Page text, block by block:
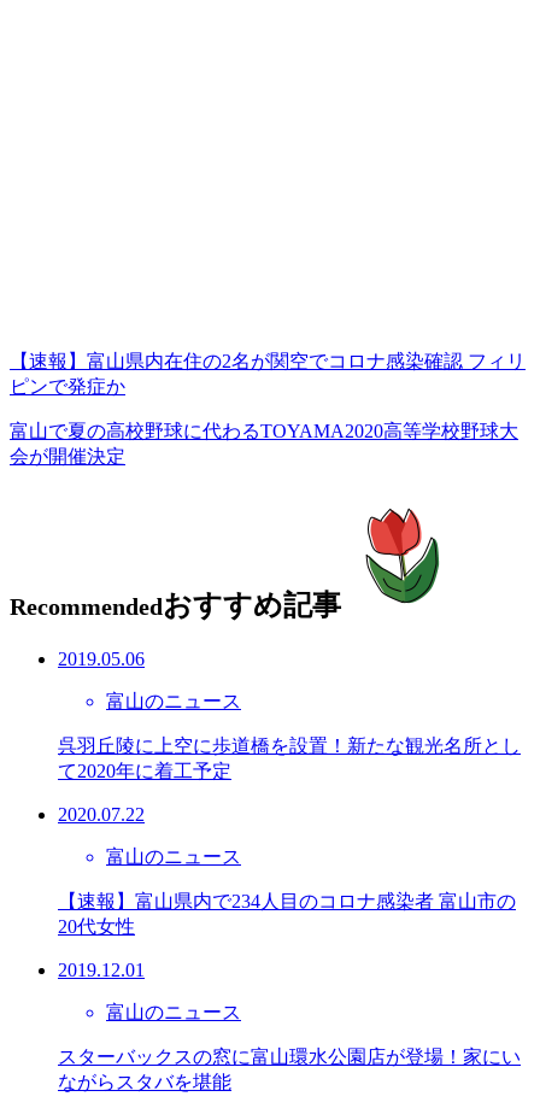
【速報】富山県内在住の2名が関空でコロナ感染確認 フィリ
ピンで発症か
富山で夏の高校野球に代わるTOYAMA2020高等学校野球大
会が開催決定
Recommendedおすすめ記事
2019.05.06
富山のニュース
呉羽丘陵に上空に歩道橋を設置！新たな観光名所とし
て2020年に着工予定
2020.07.22
富山のニュース
【速報】富山県内で234人目のコロナ感染者 富山市の
20代女性
2019.12.01
富山のニュース
スターバックスの窓に富山環水公園店が登場！家にい
ながらスタバを堪能